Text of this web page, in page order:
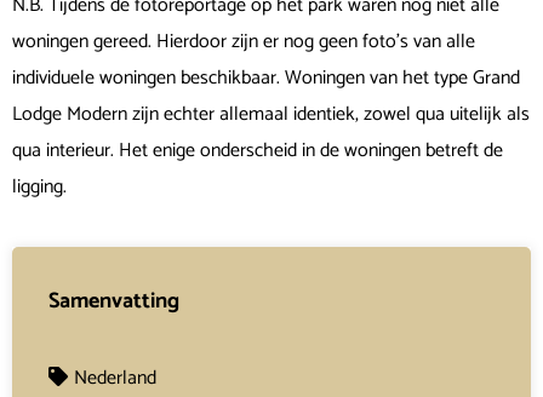
woningen gereed. Hierdoor zijn er nog geen foto’s van alle
individuele woningen beschikbaar. Woningen van het type Grand
Lodge Modern zijn echter allemaal identiek, zowel qua uitelijk als
qua interieur. Het enige onderscheid in de woningen betreft de
ligging.
Samenvatting
Nederland